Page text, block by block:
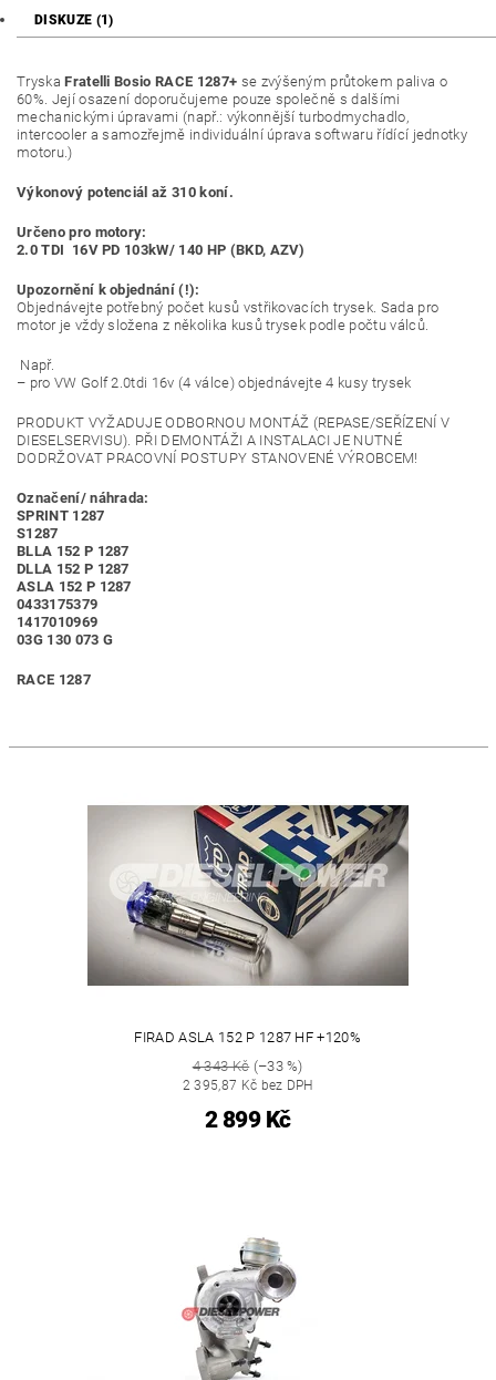
DISKUZE (1)
TryskaFratelli BosioRACE 1287+ se zvýšeným průtokem paliva o
60%. Její osazení doporučujeme pouze společně s dalšími
mechanickými úpravami (např.: výkonnější turbodmychadlo,
intercooler a samozřejmě individuální úprava softwaru řídící jednotky
motoru.)
Výkonový potenciál až 310 koní.
Určeno pro motory:
2.0 TDI 16V PD 103kW/ 140 HP (BKD, AZV)
Upozornění k objednání (!):
Objednávejte potřebný počet kusů vstřikovacích trysek. Sada pro
motor je vždy složena z několika kusů trysek podle počtu válců.
Např.
– pro VW Golf 2.0tdi 16v (4 válce) objednávejte 4 kusy trysek
PRODUKT VYŽADUJE ODBORNOU MONTÁŽ (REPASE/SEŘÍZENÍ V
DIESELSERVISU). PŘI DEMONTÁŽI A INSTALACI JE NUTNÉ
DODRŽOVAT PRACOVNÍ POSTUPY STANOVENÉ VÝROBCEM!
Označení/ náhrada:
SPRINT 1287
S1287
BLLA 152 P 1287
DLLA 152 P 1287
ASLA 152 P 1287
0433175379
1417010969
03G 130 073 G
RACE 1287
FIRAD ASLA 152 P 1287 HF +120%
4 343 Kč(–33 %)
2 395,87 Kč bez DPH
2 899 Kč